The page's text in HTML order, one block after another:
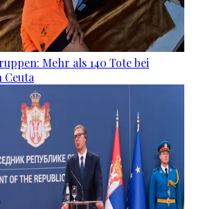
Mehr als 140 Tote bei